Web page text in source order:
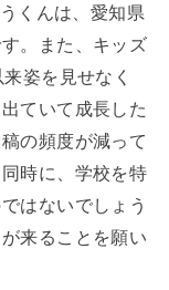
くんは、愛知県
。また、キッズ
姿を見せなく
ていて成長した
の頻度が減って
時に、学校を特
はないでしょう
来ることを願い